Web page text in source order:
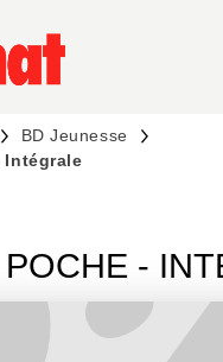
RECHERCHE
BD Jeunesse
Intégrale
-